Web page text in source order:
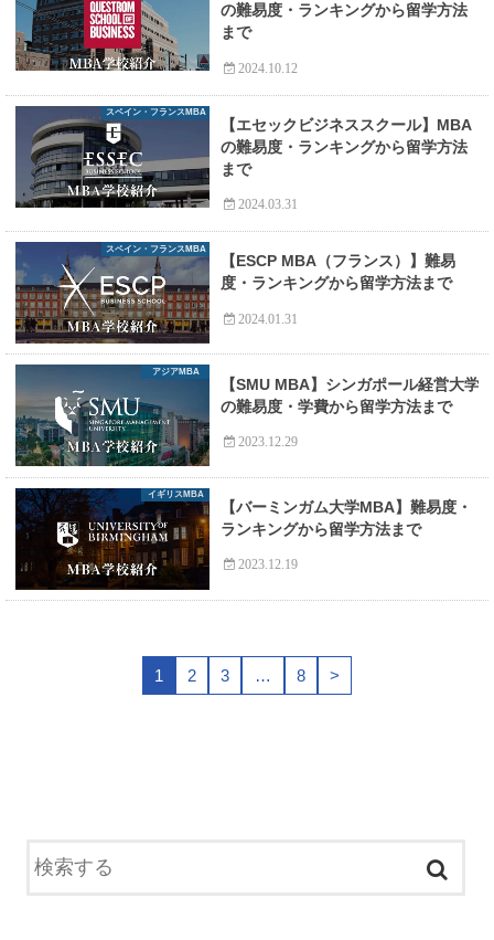
の難易度・ランキングから留学方法
まで
2024.10.12
スペイン・フランスMBA
【エセックビジネススクール】MBA
の難易度・ランキングから留学方法
まで
2024.03.31
スペイン・フランスMBA
【ESCP MBA（フランス）】難易
度・ランキングから留学方法まで
2024.01.31
アジアMBA
【SMU MBA】シンガポール経営大学
の難易度・学費から留学方法まで
2023.12.29
イギリスMBA
【バーミンガム大学MBA】難易度・
ランキングから留学方法まで
2023.12.19
1 2 3 … 8 >